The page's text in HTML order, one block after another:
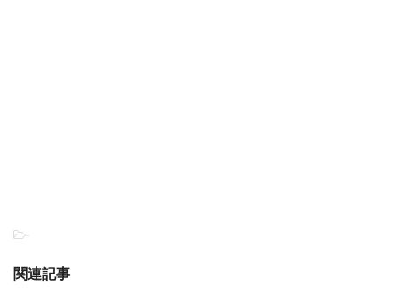
-
関連記事